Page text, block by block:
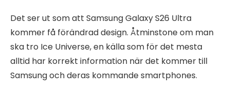
Det ser ut som att Samsung Galaxy S26 Ultra
kommer få förändrad design. Åtminstone om man
ska tro Ice Universe, en källa som för det mesta
alltid har korrekt information när det kommer till
Samsung och deras kommande smartphones.